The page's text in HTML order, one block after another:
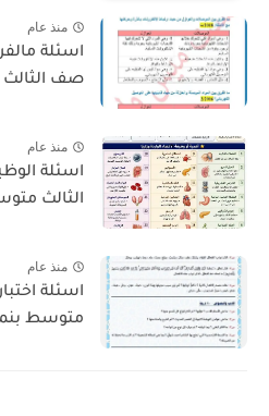
منذ عام
اسئلة
صف
منذ عام
اسئلة
الثالث
منذ عام
اسئلة
متوسط